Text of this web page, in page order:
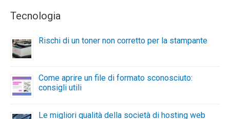
Tecnologia
Rischi di un toner non corretto per la stampante
Come aprire un file di formato sconosciuto:
consigli utili
Le migliori qualità della società di hosting web